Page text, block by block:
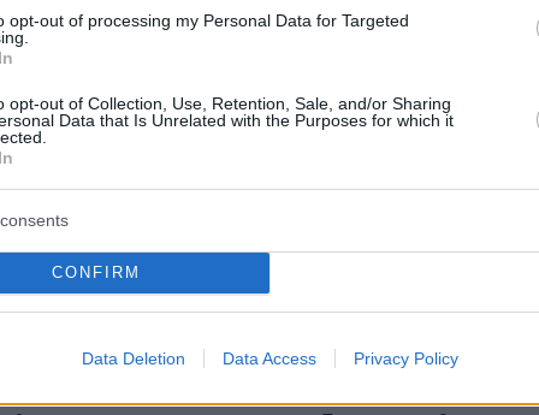
opt-out of processing my Personal Data for Targeted
opt-out of Collection, Use, Retention, Sale, and/or Sharing
Data that Is Unrelated with the Purposes for which it
CONFIRM
Data Deletion Data Access Privacy Policy
χάος που επικρατεί στους δρόμους και να
το αιματοκύλισμα στην ελληνική άσφαλτο.
νησιά
Προστασίας του Πολίτη έχει σχεδιάσει τη
ένταση ελέγχων αλκοτέστ
θερινών ελέγχων ιδιαίτερα στις νησιωτικές